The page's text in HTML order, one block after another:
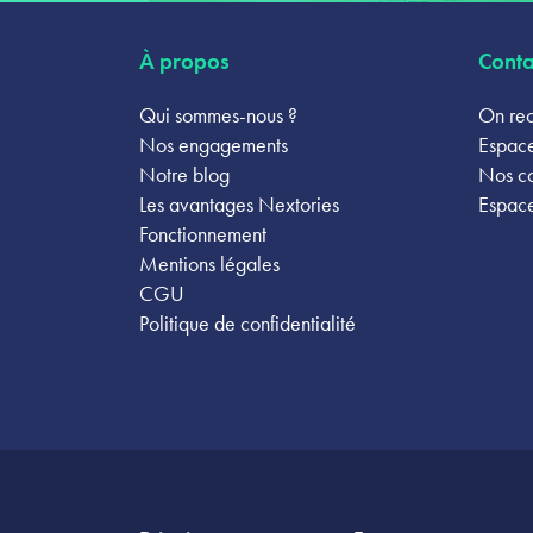
À propos
Qui sommes-nous ?
Nos engagements
Notre blog
Les avantages Nextories
Fonctionnement
Mentions légales
CGU
Politique de confidentialité
On
Nos